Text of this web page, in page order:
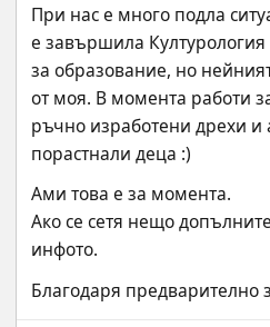
При нас е много подла
е завършила
за образование, но
от моя. В момента работи
ръчно изработени дрехи и
порастнали деца :)
Ами това е за момента.
Ако се сетя нещо
инфото.
Благодаря предварително